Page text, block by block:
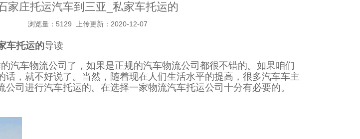
家庄托运汽车到三亚_私家车托运的
浏览量：5129 上传更新：2020-12-07
车托运的导读
汽车物流公司了，如果是正规的汽车物流公司都很不错的。如果咱们
话，就不好说了。当然，随着现在人们生活水平的提高，很多汽车车主
司进行汽车托运的。在选择一家物流汽车托运公司十分有必要的。